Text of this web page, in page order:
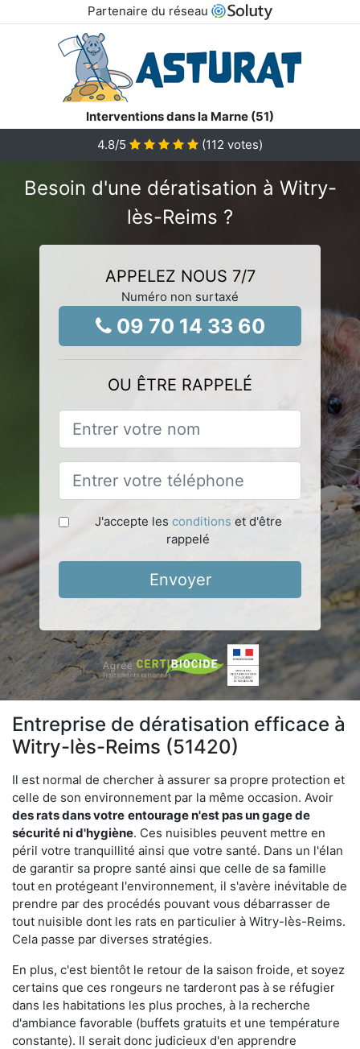
Partenaire du réseau
Interventions dans la Marne (51)
4.8/5 (112 votes)
Besoin d'une dératisation à Witry-
lès-Reims ?
APPELEZ NOUS 7/7
Numéro non surtaxé
09 70 14 33 60
OU ÊTRE RAPPELÉ
J'accepte les conditions et d'être
rappelé
Envoyer
Entreprise de dératisation efficace à
Witry-lès-Reims (51420)
Il est normal de chercher à assurer sa propre protection et
celle de son environnement par la même occasion. Avoir
des rats dans votre entourage n'est pas un gage de
sécurité ni d'hygiène. Ces nuisibles peuvent mettre en
péril votre tranquillité ainsi que votre santé. Dans un l'élan
de garantir sa propre santé ainsi que celle de sa famille
tout en protégeant l'environnement, il s'avère inévitable de
prendre par des procédés pouvant vous débarrasser de
tout nuisible dont les rats en particulier à Witry-lès-Reims.
Cela passe par diverses stratégies.
En plus, c'est bientôt le retour de la saison froide, et soyez
certains que ces rongeurs ne tarderont pas à se réfugier
dans les habitations les plus proches, à la recherche
d'ambiance favorable (buffets gratuits et une température
constante). Il serait donc judicieux d'en apprendre